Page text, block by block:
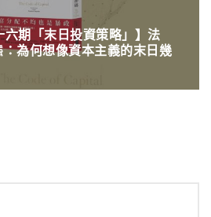
六期「末日投資策略」】法
為何想像資本主義的末日幾